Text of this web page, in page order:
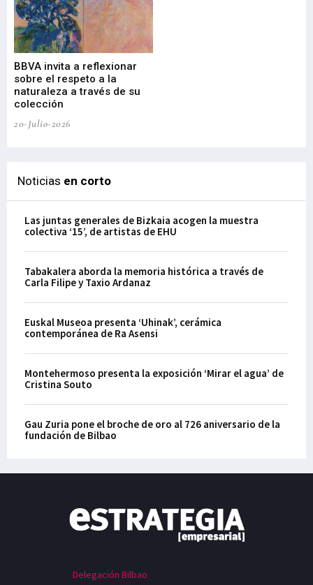
BBVA invita a reflexionar
sobre el respeto a la
naturaleza a través de su
colección
20-Julio-2026
Noticias en corto
Las juntas generales de Bizkaia acogen la muestra
colectiva ‘15’, de artistas de EHU
Tabakalera aborda la memoria histórica a través de
Carla Filipe y Taxio Ardanaz
Euskal Museoa presenta ‘Uhinak’, cerámica
contemporánea de Ra Asensi
Montehermoso presenta la exposición ‘Mirar el agua’ de
Cristina Souto
Gau Zuria pone el broche de oro al 726 aniversario de la
fundación de Bilbao
Delegación Bilbao